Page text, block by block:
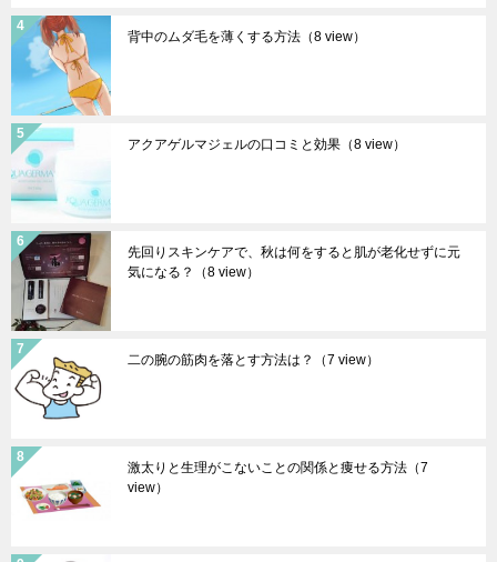
背中のムダ毛を薄くする方法 （8 view）
アクアゲルマジェルの口コミと効果 （8 view）
先回りスキンケアで、秋は何をすると肌が老化せずに元
気になる？
（8 view）
二の腕の筋肉を落とす方法は？ （7 view）
激太りと生理がこないことの関係と痩せる方法 （7
view）